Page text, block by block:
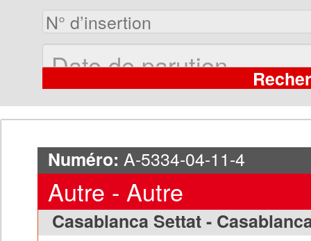
Numéro: A-5334-04-11-4
Autre - Autre
Casablanca Settat -